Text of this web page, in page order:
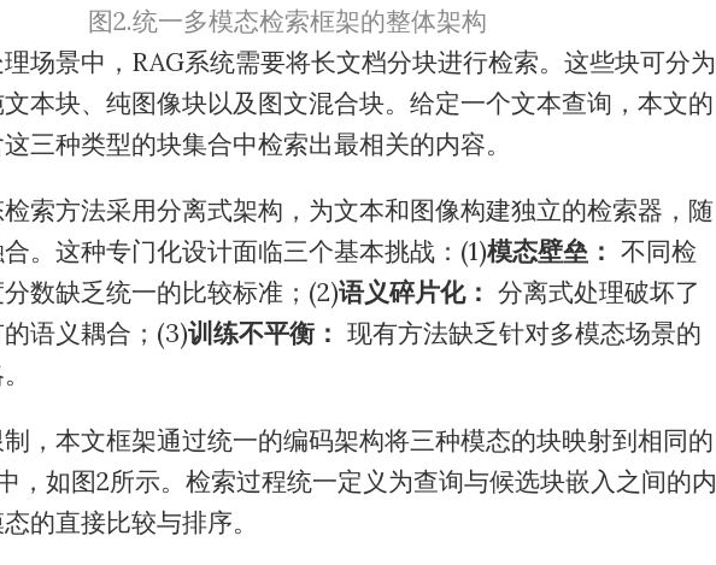
图2.统一多模态检索框架的整体架构
场景中，RAG系统需要将长文档分块进行检索。这些块可分为
本块、纯图像块以及图文混合块。给定一个文本查询，本文的
三种类型的块集合中检索出最相关的内容。
索方法采用分离式架构，为文本和图像构建独立的检索器，随
。这种专门化设计面临三个基本挑战：(1)模态壁垒： 不同检
数缺乏统一的比较标准；(2)语义碎片化： 分离式处理破坏了
语义耦合；(3)训练不平衡： 现有方法缺乏针对多模态场景的
，本文框架通过统一的编码架构将三种模态的块映射到相同的
，如图2所示。检索过程统一定义为查询与候选块嵌入之间的内
的直接比较与排序。